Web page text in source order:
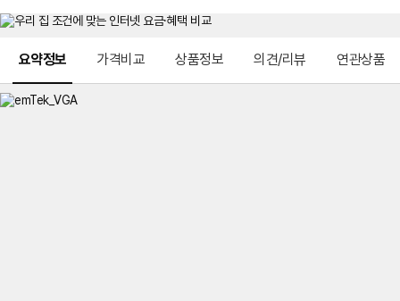
요약정보 가격비교 상품정보 의견/리뷰 연관상품